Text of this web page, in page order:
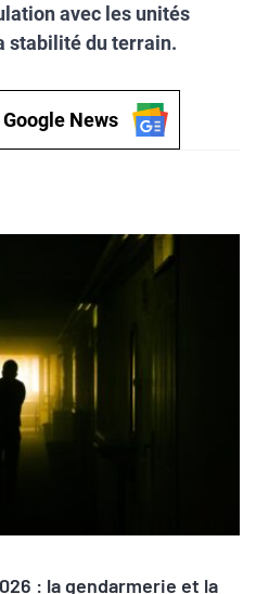
avec les unités
stabilité du terrain.
News
: la gendarmerie et la